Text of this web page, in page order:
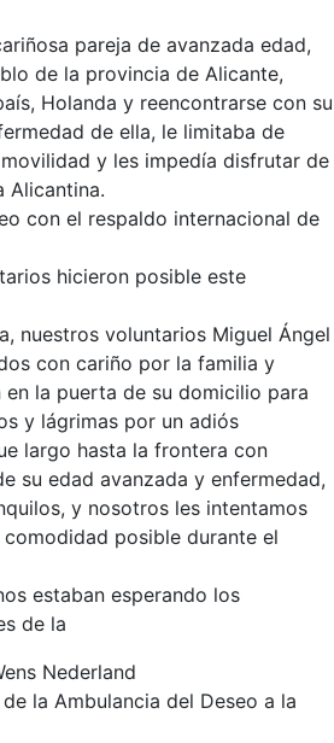
pareja de avanzada edad,
de la provincia de Alicante,
Holanda y reencontrarse con su
de ella, le limitaba de
y les impedía disfrutar de
Alicantina.
con el respaldo internacional de
hicieron posible este
nuestros voluntarios Miguel Ángel
con cariño por la familia y
en la puerta de su domicilio para
y lágrimas por un adiós
largo hasta la frontera con
su edad avanzada y enfermedad,
y nosotros les intentamos
posible durante el
estaban esperando los
de la
Nederland
la Ambulancia del Deseo a la